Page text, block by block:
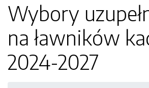
Wybory
na ławników
2024-2027